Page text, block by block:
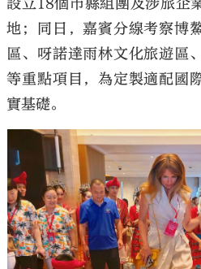
設立18個市縣組團及涉旅企
地；同日，嘉賓分線考察博
區、呀諾達雨林文化旅遊區
等重點項目，為定製適配國
實基礎。